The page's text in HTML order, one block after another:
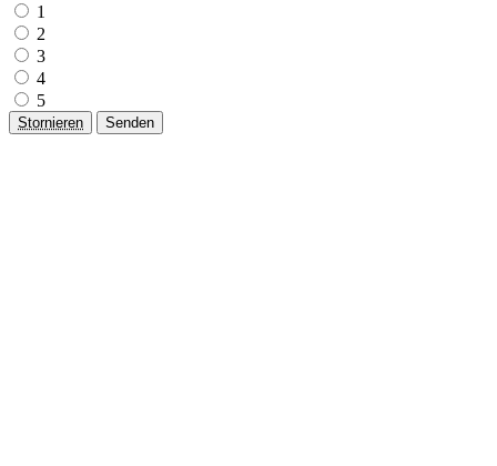
1
2
3
4
5
Stornieren Senden